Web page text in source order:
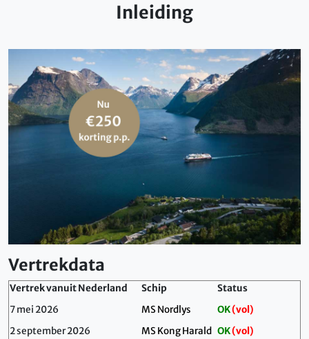
Inleiding
Vertrekdata
Vertrek vanuit Nederland Schip
Status
7 mei 2026
MS Nordlys OK(vol)
2 september 2026
MS Kong Harald OK(vol)